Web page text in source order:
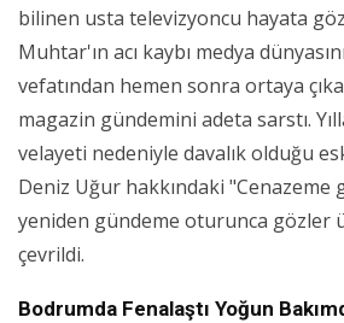
bilinen usta televizyoncu hayata
Muhtar'ın acı kaybı medya
vefatından hemen sonra ortaya
magazin gündemini adeta sarstı.
velayeti nedeniyle davalık olduğu
Deniz Uğur hakkındaki "Cenazeme
yeniden gündeme oturunca gözler
çevrildi.
Bodrumda Fenalaştı Yoğun